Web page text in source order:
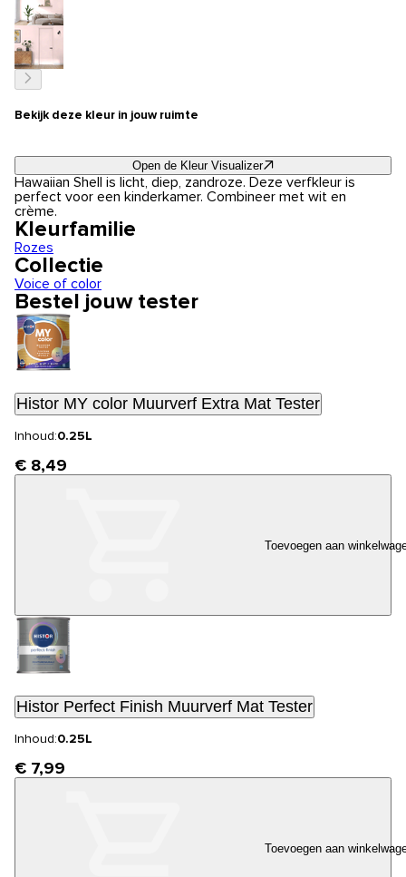
Bekijk deze kleur in jouw ruimte
Open de Kleur Visualizer
Hawaiian Shell is licht, diep, zandroze. Deze verfkleur is
perfect voor een kinderkamer. Combineer met wit en
crème.
Kleurfamilie
Rozes
Collectie
Voice of color
Bestel jouw tester
Histor MY color Muurverf Extra Mat Tester
Inhoud:0.25L
€ 8,49
Toevoegen aan
Histor Perfect Finish Muurverf Mat Tester
Inhoud:0.25L
€ 7,99
Toevoegen aan